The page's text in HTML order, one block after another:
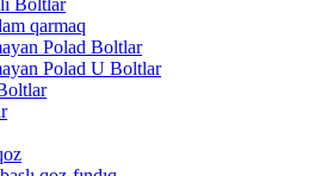
Boltlar
qarmaq
Polad Boltlar
Polad U Boltlar